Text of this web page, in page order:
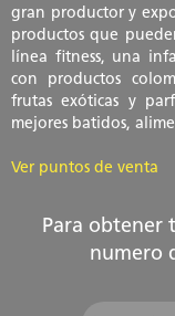
gran productor y
productos que
línea fitness, una
con productos
frutas exóticas y
mejores batidos,
Ver puntos de venta
Para obtener
numero